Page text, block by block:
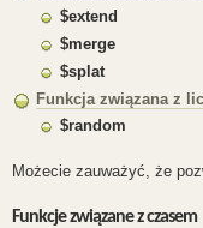
$extend
$merge
$splat
Funkcja związana z
$random
Możecie zauważyć, że
Funkcje związane z czasem